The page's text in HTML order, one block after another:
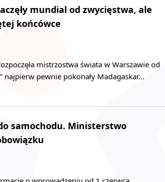
mundial od zwycięstwa, ale
końcówce
mistrzostwa świata w Warszawie od
najpierw pewnie pokonały Madagaskar…
samochodu. Ministerstwo